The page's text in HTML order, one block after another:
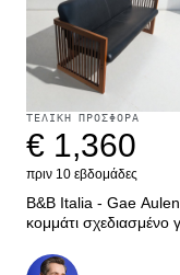
ΤΕΛΙΚΉ ΠΡΟΣΦΟΡΆ
€ 1,360
πριν 10 εβδομάδες
B&B Italia - Gae
κομμάτι σχεδιασμένο